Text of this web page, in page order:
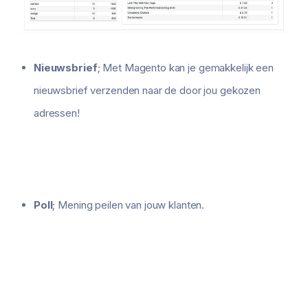
Nieuwsbrief; Met Magento kan je gemakkelijk een
nieuwsbrief verzenden naar de door jou gekozen
adressen!
Poll; Mening peilen van jouw klanten.